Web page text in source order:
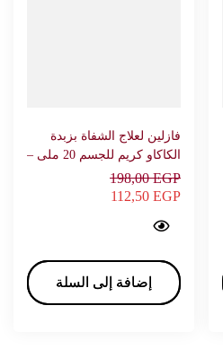
فازلين لعلاج الشفاة بزبدة
الكاكاو كريم للجسم 20 ملى –
فيزلين198,00EGP
112,50 EGP
إضافة إلى السلة
Vaseline lip therapy Cocoa butter Body Lotions & Creams 20 ml - VASELINE…
إضافة إلى السلة